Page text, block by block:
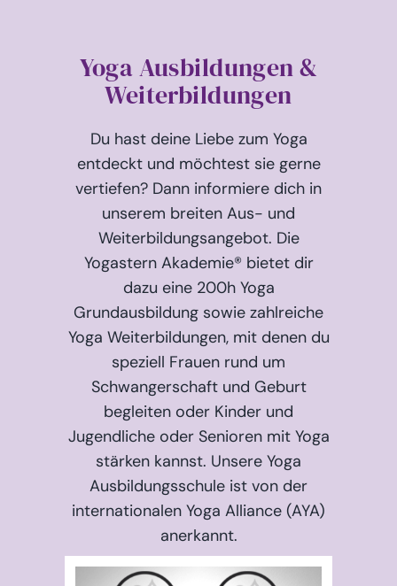
Yoga Ausbildungen &
Weiterbildungen
Du hast deine Liebe zum Yoga
entdeckt und möchtest sie gerne
vertiefen? Dann informiere dich in
unserem breiten Aus- und
Weiterbildungsangebot. Die
Yogastern Akademie® bietet dir
dazu eine 200h Yoga
Grundausbildung sowie zahlreiche
Yoga Weiterbildungen, mit denen du
speziell Frauen rund um
Schwangerschaft und Geburt
begleiten oder Kinder und
Jugendliche oder Senioren mit Yoga
stärken kannst. Unsere Yoga
Ausbildungsschule ist von der
internationalen Yoga Alliance (AYA)
anerkannt.